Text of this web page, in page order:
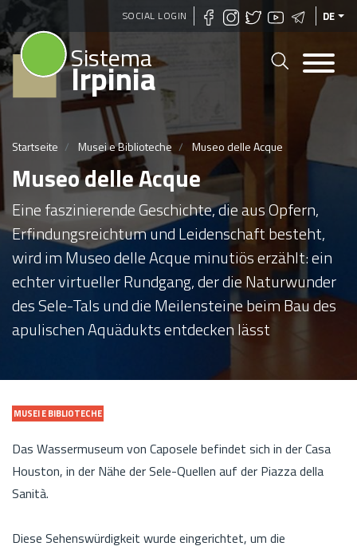
Direkt
zum
SOCIAL LOGIN DE
Sistema
Irpinia
Startseite Musei e Biblioteche Museo delle Acque
Museo delle Acque
Eine faszinierende Geschichte, die aus Opfern,
Erfindungsreichtum und Leidenschaft besteht,
wird im Museo delle Acque minutiös erzählt: ein
echter virtueller Rundgang, der die Naturwunder
des Sele-Tals und die Meilensteine beim Bau des
apulischen Aquädukts entdecken lässt
MUSEI E BIBLIOTECHE
Das Wassermuseum von Caposele befindet sich in der Casa
Houston, in der Nähe der Sele-Quellen auf der Piazza della
Sanità.
Diese Sehenswürdigkeit wurde eingerichtet, um die